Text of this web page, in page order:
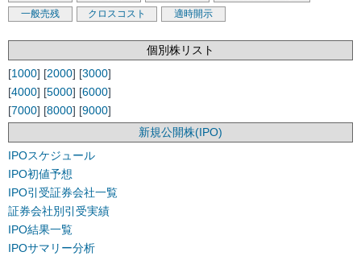
一般売残
クロスコスト 適時開示
個別株リスト
[1000] [2000] [3000]
[4000] [5000] [6000]
[7000] [8000] [9000]
新規公開株(IPO)
IPOスケジュール
IPO初値予想
IPO引受証券会社一覧
証券会社別引受実績
IPO結果一覧
IPOサマリー分析